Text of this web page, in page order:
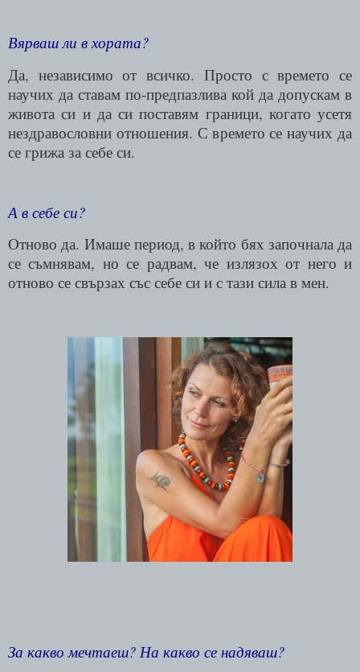
Вярваш ли в хората?
Да, независимо от всичко. Просто с времето се
научих да ставам по-предпазлива кой да допускам в
живота си и да си поставям граници, когато усетя
нездравословни отношения. С времето се научих да
се грижа за себе си.
А в себе си?
Отново да. Имаше период, в който бях започнала да
се съмнявам, но се радвам, че излязох от него и
отново се свързах със себе си и с тази сила в мен.
За какво мечтаеш? На какво се надяваш?